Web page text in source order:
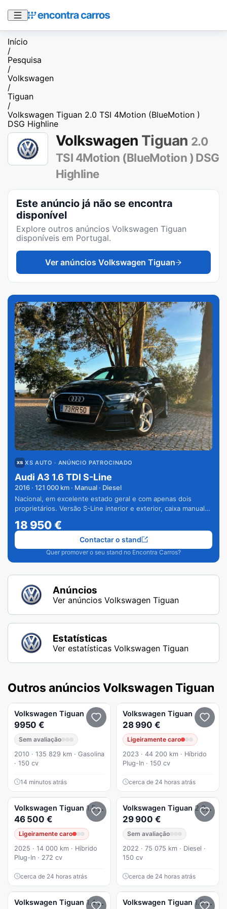
Início
/
Pesquisa
/
Volkswagen
/
Tiguan
/
Volkswagen Tiguan 2.0 TSI 4Motion (BlueMotion )
DSG Highline
Volkswagen Tiguan 2.0
TSI 4Motion (BlueMotion ) DSG
Highline
Este anúncio já não se encontra
disponível
Explore outros anúncios Volkswagen Tiguan
disponíveis em Portugal.
Ver anúncios Volkswagen Tiguan
XS AUTO · ANÚNCIO PATROCINADO
Audi A3 1.6 TDI S-Line
2016 · 121 000 km · Manual · Diesel
Nacional, em excelente estado geral e com apenas dois
proprietários. Versão S-Line interior e exterior, caixa manual
18 950€
Quer promover o seu stand no Encontra Carros?
Contactar o stand
Anúncios
Ver anúncios Volkswagen Tiguan
Estatísticas
Ver estatísticas Volkswagen Tiguan
Outros anúncios Volkswagen Tiguan
Volkswagen Tiguan
9950 €
Sem avaliação
2010 · 135 829 km · Gasolina
· 150 cv
14 minutos atrás
Volkswagen Tiguan
28 990 €
Ligeiramente caro
2023 · 44 200 km · Híbrido
Plug-In · 150 cv
cerca de 24 horas atrás
Volkswagen Tiguan 1.5 TSI eHybrid R-Line DSG
46 500 €
Ligeiramente caro
2025 · 14 000 km · Híbrido
Plug-In · 272 cv
cerca de 24 horas atrás
Volkswagen Tiguan 2.0 TDI Life DSG
29 900 €
Sem avaliação
2022 · 75 075 km · Diesel ·
150 cv
cerca de 24 horas atrás
Volkswagen Tiguan 1.4 TSI Sport 4Motion Volkswagen Tiguan 1.5 TSI Life